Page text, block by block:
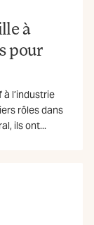
à
pour
l’industrie
rôles dans
ils ont...